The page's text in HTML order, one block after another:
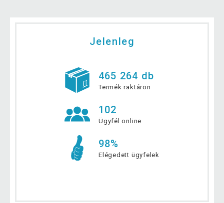
Jelenleg
465 264 db
Termék raktáron
102
Ügyfél online
98%
Elégedett ügyfelek